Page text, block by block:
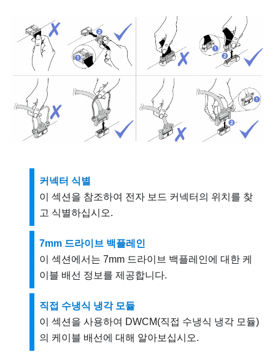
커넥터 식별
이 섹션을 참조하여 전자 보드 커넥터의 위치를 찾
고 식별하십시오.
7mm 드라이브 백플레인
이 섹션에서는 7mm 드라이브 백플레인에 대한 케
이블 배선 정보를 제공합니다.
직접 수냉식 냉각 모듈
이 섹션을 사용하여 DWCM(직접 수냉식 냉각 모듈)
의 케이블 배선에 대해 알아보십시오.